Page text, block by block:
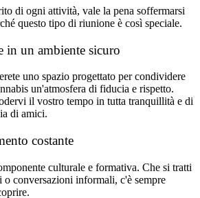
di ogni attività, vale la pena soffermarsi
questo tipo di riunione è così speciale.
in un ambiente sicuro
uno spazio progettato per condividere
un'atmosfera di fiducia e rispetto.
il vostro tempo in tutta tranquillità e di
di amici.
costante
culturale e formativa. Che si tratti
conversazioni informali, c'è sempre